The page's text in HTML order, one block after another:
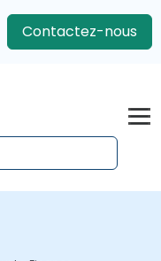
Contactez-nous